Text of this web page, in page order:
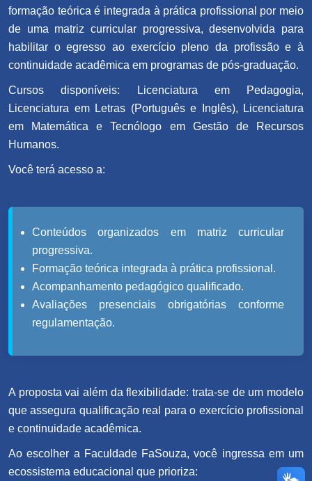
formação teórica é integrada à prática profissional por meio
de uma matriz curricular progressiva, desenvolvida para
habilitar o egresso ao exercício pleno da profissão e à
continuidade acadêmica em programas de pós-graduação.
Cursos disponíveis: Licenciatura em Pedagogia,
Licenciatura em Letras (Português e Inglês), Licenciatura
em Matemática e Tecnólogo em Gestão de Recursos
Humanos.
Você terá acesso a:
Conteúdos organizados em matriz curricular
progressiva.
Formação teórica integrada à prática profissional.
Acompanhamento pedagógico qualificado.
Avaliações presenciais obrigatórias conforme
regulamentação.
A proposta vai além da flexibilidade: trata-se de um modelo
que assegura qualificação real para o exercício profissional
e continuidade acadêmica.
Ao escolher a Faculdade FaSouza, você ingressa em um
ecossistema educacional que prioriza: